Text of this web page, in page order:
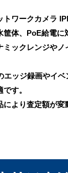
トワークカメラ
筐体、PoE給電に
ミックレンジや
エッジ録画やイ
す。
により査定額が